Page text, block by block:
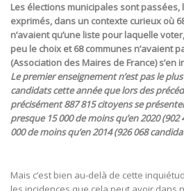
Les élections municipales sont passées,
exprimés, dans un contexte curieux où
n’avaient qu’une liste pour laquelle
peu le choix et 68 communes n’avaient
(Association des Maires de France)
Le premier enseignement n’est pas le
candidats cette année que lors des
précisément 887 815 citoyens se
presque 15 000 de moins qu’en 2020
000 de moins qu’en 2014 (926 068
Mais c’est bien au-delà de cette